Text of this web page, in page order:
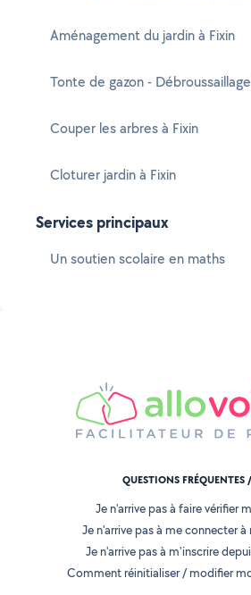
Aménagement du jardin à Fixin
Tonte de gazon -
Couper les arbres à Fixin
Cloturer jardin à Fixin
Services principaux
Un soutien scolaire en maths
QUESTIONS FRÉQUENTES
Je n'arrive pas à faire vérifier
Je n'arrive pas à me connecter
Je n'arrive pas à m'inscrire
Comment réinitialiser / modifier